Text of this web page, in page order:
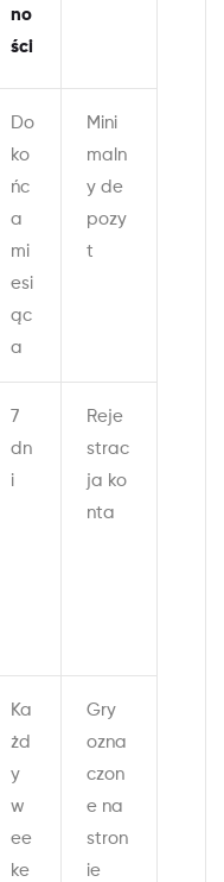
no
ści
Do
ko
ńc
a
mi
esi
ąc
a
Mini
maln
y de
pozy
t
7
dn
i
Reje
strac
ja ko
nta
Ka
żd
y
w
ee
ke
Gry
ozna
czon
e na
stron
ie